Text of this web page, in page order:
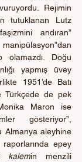
Rejimin
tutuklanan Lutz
andıran”
Doğu
yapmış üvey
1951’de Batı
Türkçede de pek
Maron ise
gösteriyor”,
Almanya aleyhine
raporlarında epey
kalemin menzili